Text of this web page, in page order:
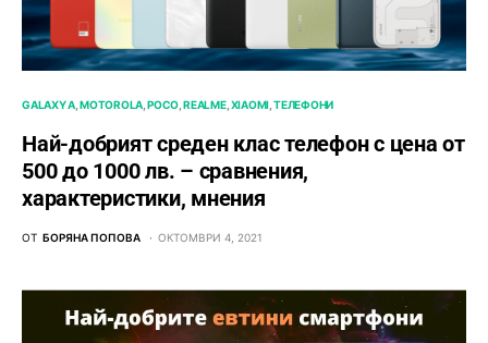
GALAXY A MOTOROLA POCO REALME XIAOMI ТЕЛЕФОНИ
Най-добрият среден клас телефон с цена от
500 до 1000 лв. – сравнения,
характеристики, мнения
ОТ БОРЯНА ПОПОВА ОКТОМВРИ 4, 2021